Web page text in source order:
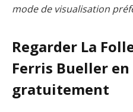
mode de visualisation
Regarder La
Ferris Bueller
gratuitement